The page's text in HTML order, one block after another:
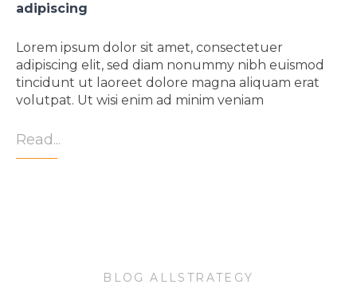
adipiscing
Lorem ipsum dolor sit amet, consectetuer
adipiscing elit, sed diam nonummy nibh euismod
tincidunt ut laoreet dolore magna aliquam erat
volutpat. Ut wisi enim ad minim veniam
Read...
BLOG ALLSTRATEGY